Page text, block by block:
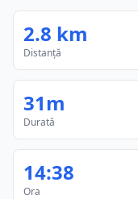
2.8 km
Distanță
31m
Durată
14:38
Ora